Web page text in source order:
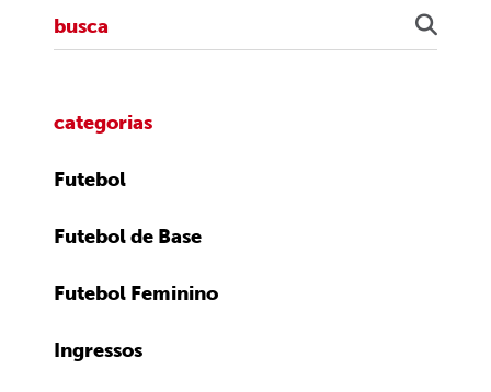
categorias
Futebol
Futebol de Base
Futebol Feminino
Ingressos